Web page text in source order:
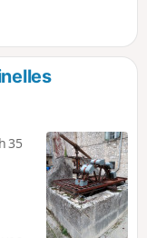
le
la
en
35